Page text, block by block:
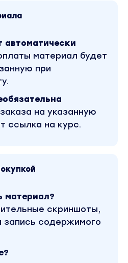
каналам и уровням
позицией: вход,
усвоения
в чате / Практика /
блоку графического
/ Прямой эфир
/ Поддержка в чате /
менеджмента
стратегий в Exel
в чате /
автоматически
материал будет
при
на указанную
ссылка на курс.
материал?
скриншоты,
запись содержимого